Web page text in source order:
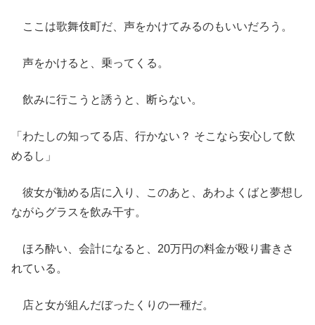
ここは歌舞伎町だ、声をかけてみるのもいいだろう。
声をかけると、乗ってくる。
飲みに行こうと誘うと、断らない。
「わたしの知ってる店、行かない？ そこなら安心して飲
めるし」
彼女が勧める店に入り、このあと、あわよくばと夢想し
ながらグラスを飲み干す。
ほろ酔い、会計になると、20万円の料金が殴り書きさ
れている。
店と女が組んだぼったくりの一種だ。